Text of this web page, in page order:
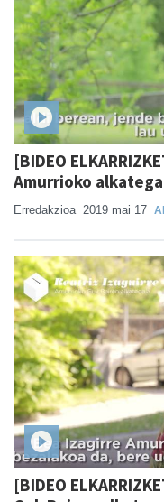
[BIDEO
Amurrioko
Erredakzioa 2019 mai 17
[BIDEO